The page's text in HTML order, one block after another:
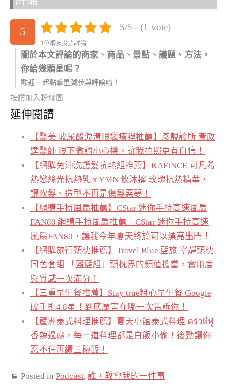
5 5/5 - (1 vote)
1位網友投票評論
關於本文評論的商家、商品、景點、議題、方法，
你給幾顆星呢？
歡迎一起點擊星號參與評論唷！
按讚加入粉絲團
延伸閱讀
【醫美 玻尿酸淚溝眼袋療程推薦】彥靚診所 黃政
達醫師 眼下微調小心機，讓我拍照更有自信！
【網購免沖洗護髮抗熱組推薦】KAFINCE 可凡希
熱戀絲光抗熱乳 x YMN 攸沐橣 玫瑰抗熱精華，
讓吹髮、造型不再是傷髮惡夢！
【網購手持風扇推薦】CStar 迷你手持高速風扇
FAN80 網購手持風扇推薦｜CStar 迷你手持高速
風扇FAN80，讓我今年夏天終於可以漂亮出門！
【網購旅行頸枕推薦】Travel Blue 藍旅 寧靜頸枕
同色套組 「藍藍組」頸枕界的顏值擔當，實用度
與質感一次滿分！
【三重早午餐推薦】Stay true粗心早午餐 Google
破千則4.8星！到底厲害在哪一次告訴你！
【蘆洲泰式料理推薦】夏天小館泰式料理 ครัวพี่ฟู่
香辣過癮，每一道料理都是白飯小偷！後勁讓你
忍不住再續三碗飯！
Posted in Podcast, 誰，教會我的一件事